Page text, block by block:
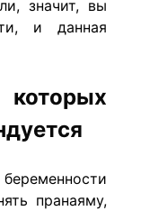
значит, вы
и данная
пранаяму,